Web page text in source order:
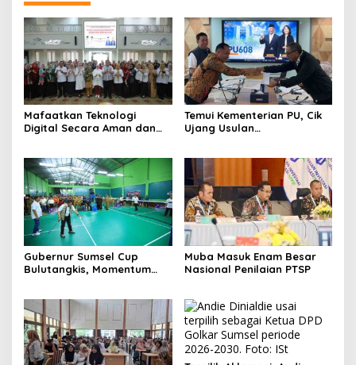
Mafaatkan Teknologi
Digital Secara Aman dan
Temui Kementerian PU, Cik
Ujang Usulan
Gubernur Sumsel Cup
Bulutangkis, Momentum
Muba Masuk Enam Besar
Nasional Penilaian PTSP